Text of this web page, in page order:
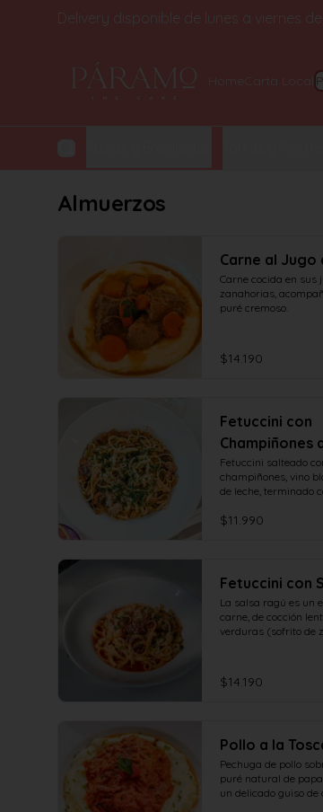
Delivery disponible de lunes a viernes
Home Carta Local
Almuerzos
Carne al Jugo
Carne cocida en sus
zanahorias,
puré cremoso.
$14.190
Fetuccini con
Champiñones
Fetuccini salteado
champiñones, vino
de leche, terminado
$11.990
Fetuccini con
La salsa ragú es un
carne, de cocción
verduras (sofrito de
$14.190
Pollo a la
Pechuga de pollo
puré natural de
un delicado guiso de